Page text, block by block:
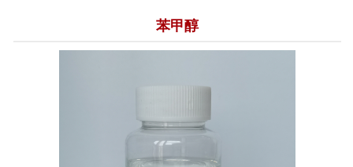
苯甲醇